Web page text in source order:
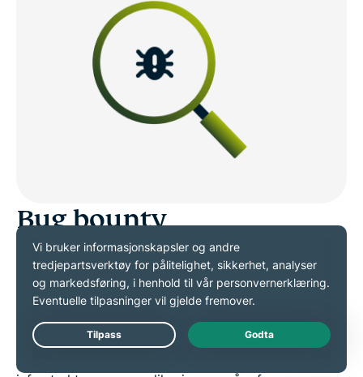
Bug bounty
Gjennom bug bounty-programmet vårt inviterer vi
sikkerhetsforskere til å teste systemene våre og
motta økonomiske belønninger for eventuelle
problemer de finner. Dette programmet gir oss
Live Chat